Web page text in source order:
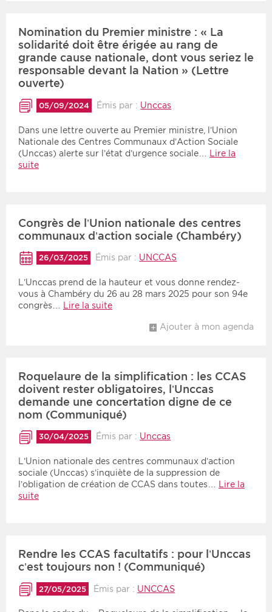
Nomination du Premier ministre : « La
solidarité doit être érigée au rang de
grande cause nationale, dont vous seriez le
responsable devant la Nation » (Lettre
ouverte)
05/09/2024 Émis par : Unccas
Dans une lettre ouverte au Premier ministre, l’Union
Nationale des Centres Communaux d’Action Sociale
(Unccas) alerte sur l’état d’urgence sociale… Lire la
suite
Congrès de l’Union nationale des centres
communaux d’action sociale (Chambéry)
26/03/2025 Émis par : UNCCAS
L’Unccas prend de la hauteur et vous donne rendez-
vous à Chambéry du 26 au 28 mars 2025 pour son 94e
congrès…
Lire la suite
Ajouter à mon agenda
Roquelaure de la simplification : les CCAS
doivent rester obligatoires, l’Unccas
demande une concertation digne de ce
nom (Communiqué)
30/04/2025 Émis par : Unccas
L’Union nationale des centres communaux d’action
sociale (Unccas) s’inquiète de la suppression de
l’obligation de création de CCAS dans toutes…
Lire la
suite
Rendre les CCAS facultatifs : pour l’Unccas
c’est toujours non ! (Communiqué)
27/05/2025 Émis par : UNCCAS